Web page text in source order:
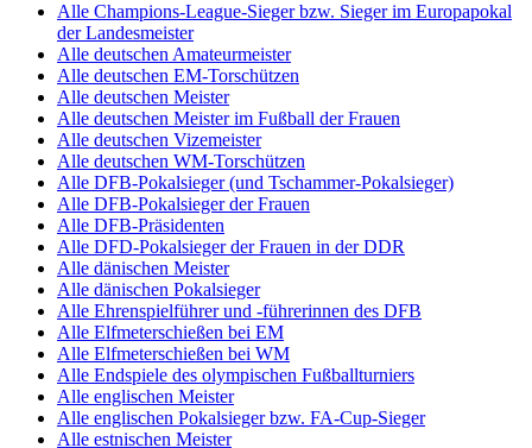
Alle Champions-League-Sieger bzw. Sieger im Europapokal
der Landesmeister
Alle deutschen Amateurmeister
Alle deutschen EM-Torschützen
Alle deutschen Meister
Alle deutschen Meister im Fußball der Frauen
Alle deutschen Vizemeister
Alle deutschen WM-Torschützen
Alle DFB-Pokalsieger (und Tschammer-Pokalsieger)
Alle DFB-Pokalsieger der Frauen
Alle DFB-Präsidenten
Alle DFD-Pokalsieger der Frauen in der DDR
Alle dänischen Meister
Alle dänischen Pokalsieger
Alle Ehrenspielführer und -führerinnen des DFB
Alle Elfmeterschießen bei EM
Alle Elfmeterschießen bei WM
Alle Endspiele des olympischen Fußballturniers
Alle englischen Meister
Alle englischen Pokalsieger bzw. FA-Cup-Sieger
Alle estnischen Meister